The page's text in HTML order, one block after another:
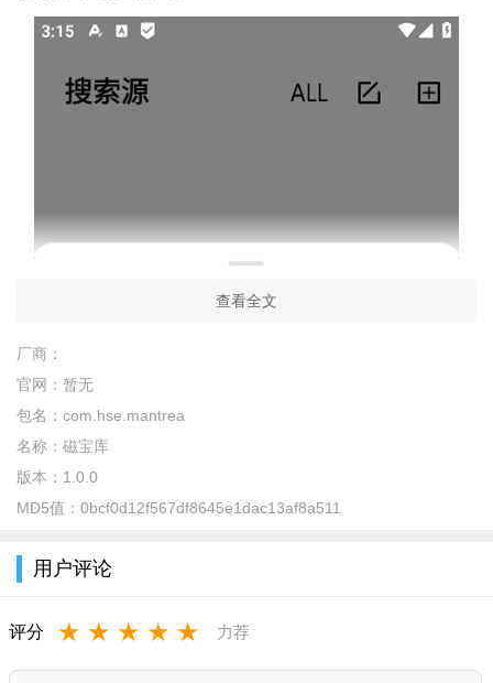
查看全文
厂商：
官网： 暂无
包名： com.hse.mantrea
名称： 磁宝库
版本： 1.0.0
MD5值： 0bcf0d12f567df8645e1dac13af8a511
用户评论
评分 ★ ★ ★ ★ ★ 力荐